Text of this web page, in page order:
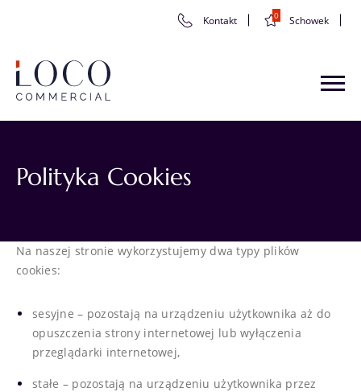
Kontakt 0 Schowek
Polityka Cookies
Na naszej stronie wykorzystujemy dwa typy plików
cookies:
sesyjne – pozostają na urządzeniu użytkownika aż do
opuszczenia strony internetowej lub wyłączenia
przeglądarki internetowej,
stałe – pozostają na urządzeniu użytkownika przez